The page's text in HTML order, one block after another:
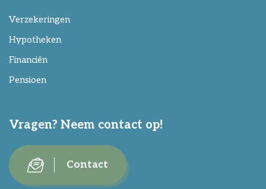
Verzekeringen
Hypotheken
Financiën
Pensioen
Vragen? Neem contact op!
Contact